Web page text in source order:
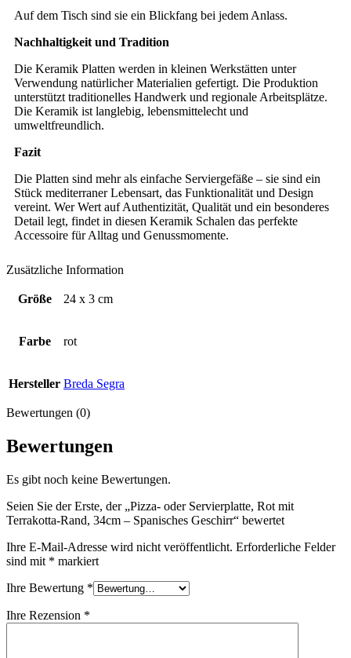
Auf dem Tisch sind sie ein Blickfang bei jedem Anlass.
Nachhaltigkeit und Tradition
Die Keramik Platten werden in kleinen Werkstätten unter
Verwendung natürlicher Materialien gefertigt. Die Produktion
unterstützt traditionelles Handwerk und regionale Arbeitsplätze.
Die Keramik ist langlebig, lebensmittelecht und
umweltfreundlich.
Fazit
Die Platten sind mehr als einfache Serviergefäße – sie sind ein
Stück mediterraner Lebensart, das Funktionalität und Design
vereint. Wer Wert auf Authentizität, Qualität und ein besonderes
Detail legt, findet in diesen Keramik Schalen das perfekte
Accessoire für Alltag und Genussmomente.
Zusätzliche Information
Größe 24 x 3 cm
Farbe rot
Hersteller Breda Segra
Bewertungen (0)
Bewertungen
Es gibt noch keine Bewertungen.
Seien Sie der Erste, der „Pizza- oder Servierplatte, Rot mit
Terrakotta-Rand, 34cm – Spanisches Geschirr“ bewertet
Ihre E-Mail-Adresse wird nicht veröffentlicht. Erforderliche Felder
sind mit * markiert
Ihre Bewertung *
Ihre Rezension *